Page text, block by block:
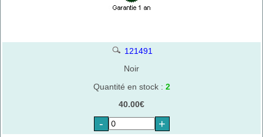
121491
Noir
Quantité en stock : 2
40.00€
- +